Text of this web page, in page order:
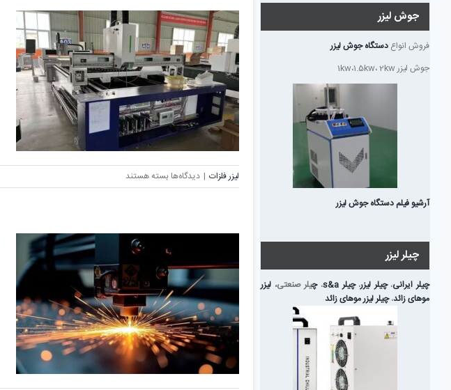
واترجت،
پلاسما
و
CNC؛
کدام
روش
برای
برش
فلزات
بهتر
است؟
لیزر فلزات | دیدگاه‌ها برای
تأثیر
X
Y
بر
کیفیت
برش
لیزری
فلزات
بسته هستند
جوش لیزر
فروش انواع دستگاه جوش لیزر
جوش لیزر 1kw،1.5kw، 2kw
آرشیو فیلم دستگاه جوش لیزر
چیلر لیزر
چیلر ایرانی،چیلر لیزر،چیلر s&a ،چیلر صنعتی، لیزر
موهای زائد،چیلر لیزر موهای زائد